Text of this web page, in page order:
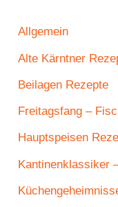
Allgemein
Alte Kärntner
Beilagen Rezepte
Freitagsfang –
Hauptspeisen
Kantinenklassiker